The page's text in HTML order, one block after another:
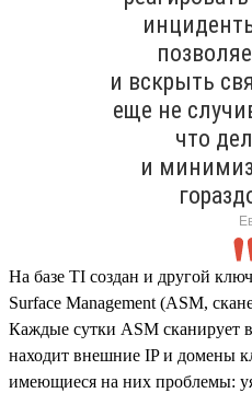
и вскрыть
еще не
что
и
На базе TI создан и другой
Surface Management (ASM,
Каждые сутки ASM сканирует
находит внешние IP и домены
имеющиеся на них проблемы: